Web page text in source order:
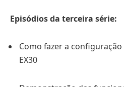
Episódios da terceira série:
Como fazer a
EX30